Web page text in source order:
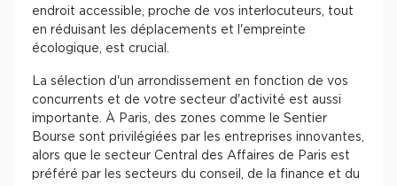
endroit accessible, proche de vos interlocuteurs, tout
en réduisant les déplacements et l'empreinte
écologique, est crucial.
La sélection d'un arrondissement en fonction de vos
concurrents et de votre secteur d'activité est aussi
importante. À Paris, des zones comme le Sentier
Bourse sont privilégiées par les entreprises innovantes,
alors que le secteur Central des Affaires de Paris est
préféré par les secteurs du conseil, de la finance et du